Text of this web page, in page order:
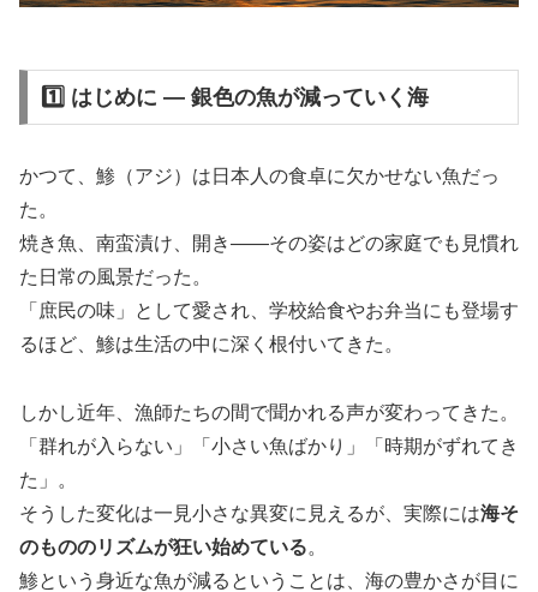
1️⃣ はじめに ― 銀色の魚が減っていく海
かつて、鯵（アジ）は日本人の食卓に欠かせない魚だっ
た。
焼き魚、南蛮漬け、開き――その姿はどの家庭でも見慣れ
た日常の風景だった。
「庶民の味」として愛され、学校給食やお弁当にも登場す
るほど、鯵は生活の中に深く根付いてきた。
しかし近年、漁師たちの間で聞かれる声が変わってきた。
「群れが入らない」「小さい魚ばかり」「時期がずれてき
た」。
そうした変化は一見小さな異変に見えるが、実際には海そ
のもののリズムが狂い始めている。
鯵という身近な魚が減るということは、海の豊かさが目に